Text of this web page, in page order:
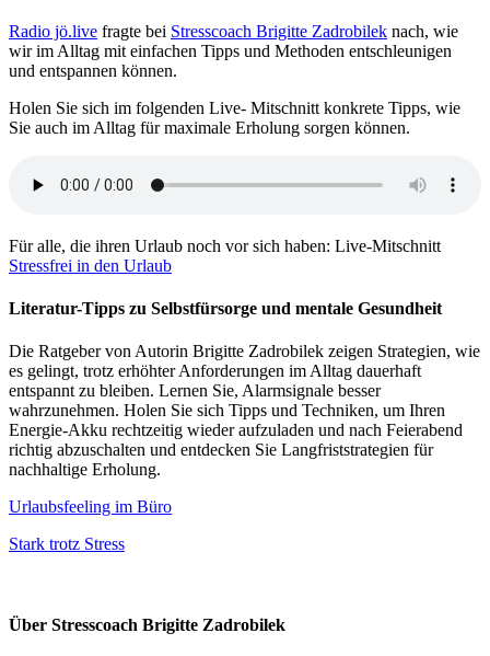
Radio jö.live fragte bei Stresscoach Brigitte Zadrobilek nach, wie
wir im Alltag mit einfachen Tipps und Methoden entschleunigen
und entspannen können.
Holen Sie sich im folgenden Live- Mitschnitt konkrete Tipps, wie
Sie auch im Alltag für maximale Erholung sorgen können.
Für alle, die ihren Urlaub noch vor sich haben: Live-Mitschnitt
Stressfrei in den Urlaub
Literatur-Tipps zu Selbstfürsorge und mentale Gesundheit
Die Ratgeber von Autorin Brigitte Zadrobilek zeigen Strategien, wie
es gelingt, trotz erhöhter Anforderungen im Alltag dauerhaft
entspannt zu bleiben. Lernen Sie, Alarmsignale besser
wahrzunehmen. Holen Sie sich Tipps und Techniken, um Ihren
Energie-Akku rechtzeitig wieder aufzuladen und nach Feierabend
richtig abzuschalten und entdecken Sie Langfriststrategien für
nachhaltige Erholung.
Urlaubsfeeling im Büro
Stark trotz Stress
Über Stresscoach Brigitte Zadrobilek